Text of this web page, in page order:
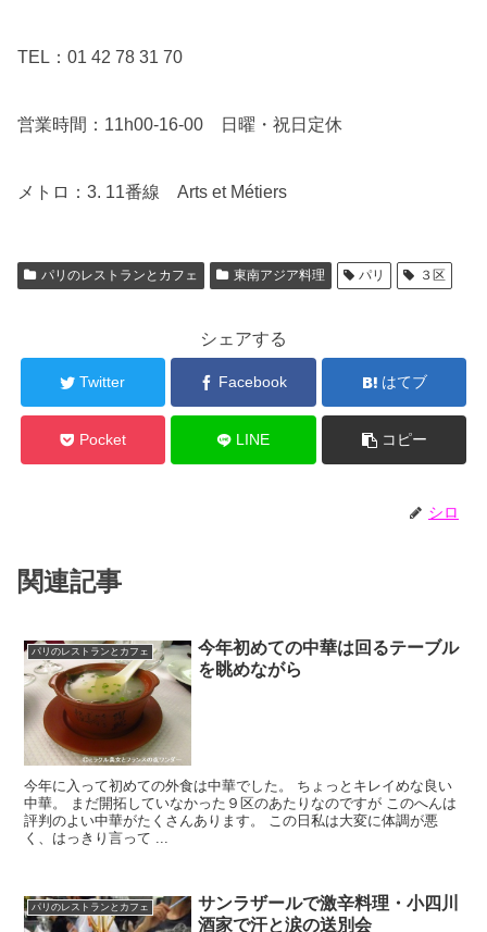
TEL：01 42 78 31 70
営業時間：11h00-16-00 日曜・祝日定休
メトロ：3. 11番線 Arts et Métiers
パリのレストランとカフェ 東南アジア料理 パリ ３区
シェアする
Twitter Facebook はてブ
Pocket LINE コピー
シロ
関連記事
パリのレストランとカフェ
今年初めての中華は回るテーブル
を眺めながら
今年に入って初めての外食は中華でした。 ちょっとキレイめな良い
中華。 まだ開拓していなかった９区のあたりなのですが このへんは
評判のよい中華がたくさんあります。 この日私は大変に体調が悪
く、はっきり言って ...
パリのレストランとカフェ
サンラザールで激辛料理・小四川
酒家で汗と涙の送別会